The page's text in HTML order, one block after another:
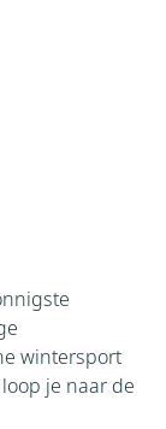
wintersport
je naar de